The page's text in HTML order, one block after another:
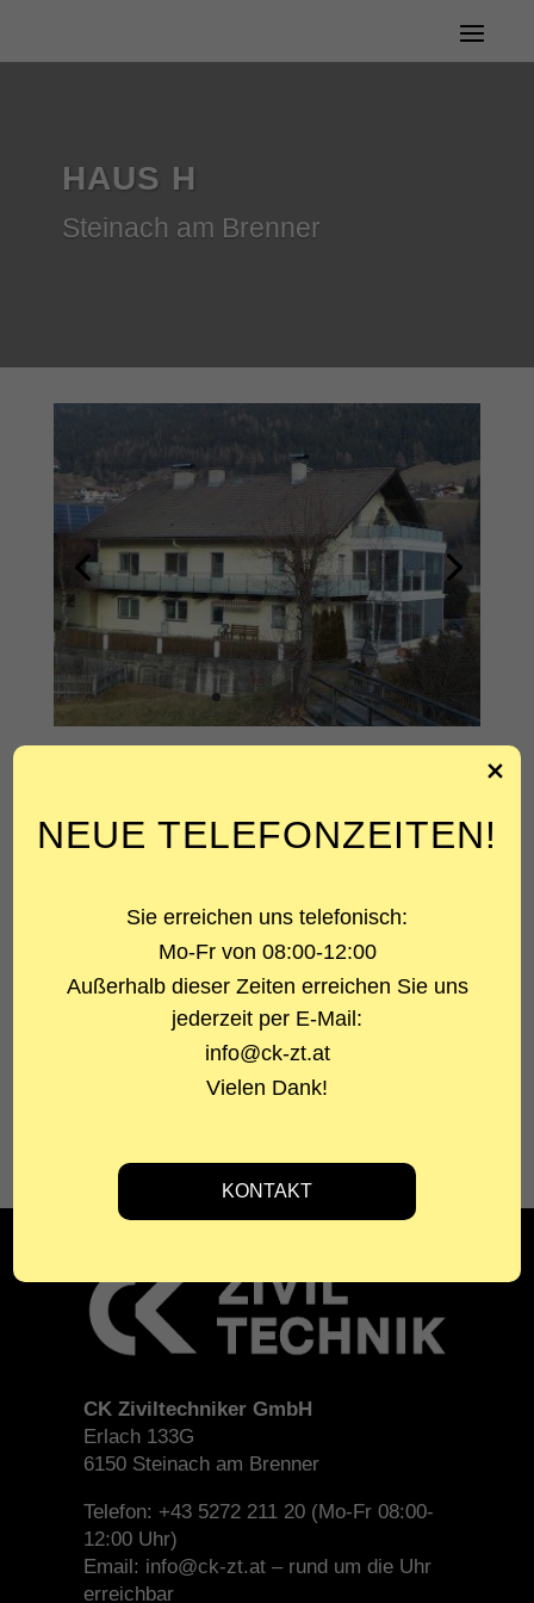
HAUS H
Steinach am Brenner
LEISTUNG
und Konstruktion
STATIK/AUSSCHREIBUNG/ÖBA
DI Clemens Kerschbaumer
Mag. Christina Holzmann
Bestand
CK Ziviltechniker GmbH
Erlach 133G
6150 Steinach am Brenner
Telefon: +43 5272 211 20 (Mo-Fr 08:00-
12:00 Uhr)
Email: info@ck-zt.at – rund um die Uhr
erreichbar
NEUE TELEFONZEITEN!
Sie erreichen uns telefonisch:
Mo-Fr von 08:00-12:00
Außerhalb dieser Zeiten erreichen Sie uns
jederzeit per E-Mail:
info@ck-zt.at
Vielen Dank!